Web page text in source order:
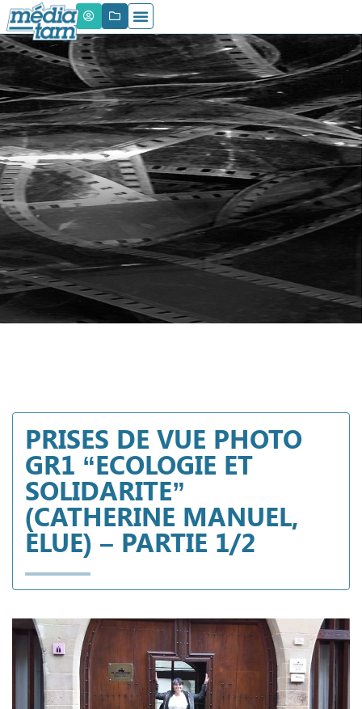
PRISES DE VUE PHOTO
GR1 “ECOLOGIE ET
SOLIDARITE”
(CATHERINE MANUEL,
ELUE) – PARTIE 1/2